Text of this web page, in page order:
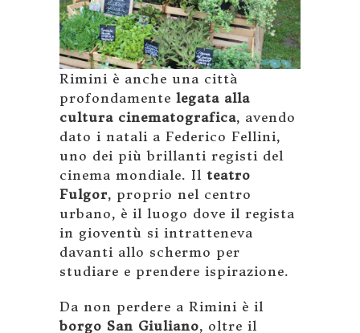
Rimini è anche una città
profondamente legata alla
cultura cinematografica, avendo
dato i natali a Federico Fellini,
uno dei più brillanti registi del
cinema mondiale. Il teatro
Fulgor, proprio nel centro
urbano, è il luogo dove il regista
in gioventù si intratteneva
davanti allo schermo per
studiare e prendere ispirazione.
Da non perdere a Rimini è il
borgo San Giuliano, oltre il